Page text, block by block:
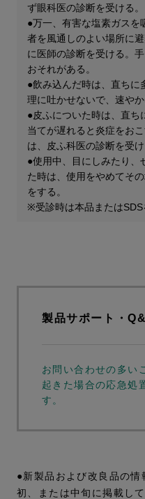
ず眼科医の診断を受ける。
●万一、有害な塩素ガスを
者を風通しのよい場所に
に医師の診断を受ける。
おそれがある。
●飲み込んだ時は、直ちに
理に吐かせないで、速や
●皮ふについた時は、直ち
当てが遅れると炎症をお
は、皮ふ科医の診断を受け
●使用中、目にしみたり、
た時は、使用をやめてそ
をする。
※受診時は本品またはSDS
製品サポート・
お問い合わせの多い
起きた場合の応急処
す。
●新製品および改良品の情
初、または中旬に掲載して